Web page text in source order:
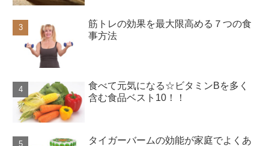
筋トレの効果を最大限高める７つの食
事方法
食べて元気になる☆ビタミンBを多く
含む食品ベスト10！！
タイガーバームの効能が家庭でよくあ